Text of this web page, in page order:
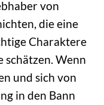
von
die eine
Charaktere
schätzen. Wenn
und sich von
in den Bann